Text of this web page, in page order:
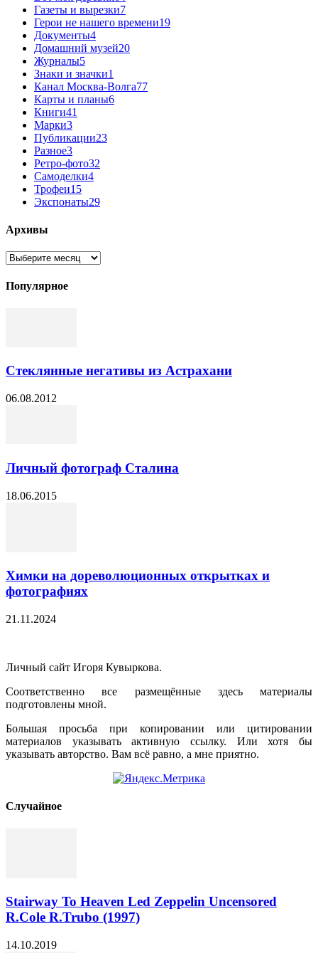
Газеты и вырезки7
Герои не нашего времени19
Документы4
Домашний музей20
Журналы5
Знаки и значки1
Канал Москва-Волга77
Карты и планы6
Книги41
Марки3
Публикации23
Разное3
Ретро-фото32
Самоделки4
Трофеи15
Экспонаты29
Архивы
Архивы
Популярное
Стеклянные негативы из Астрахани
06.08.2012
Личный фотограф Сталина
18.06.2015
Химки на дореволюционных открытках и
фотографиях
21.11.2024
Личный сайт Игоря Кувыркова.
Соответственно все размещённые здесь материалы
подготовлены мной.
Большая просьба при копировании или цитировании
материалов указывать активную ссылку. Или хотя бы
указывать авторство. Вам всё равно, а мне приятно.
Cлучайное
Stairway To Heaven Led Zeppelin Uncensored
R.Cole R.Trubo (1997)
14.10.2019